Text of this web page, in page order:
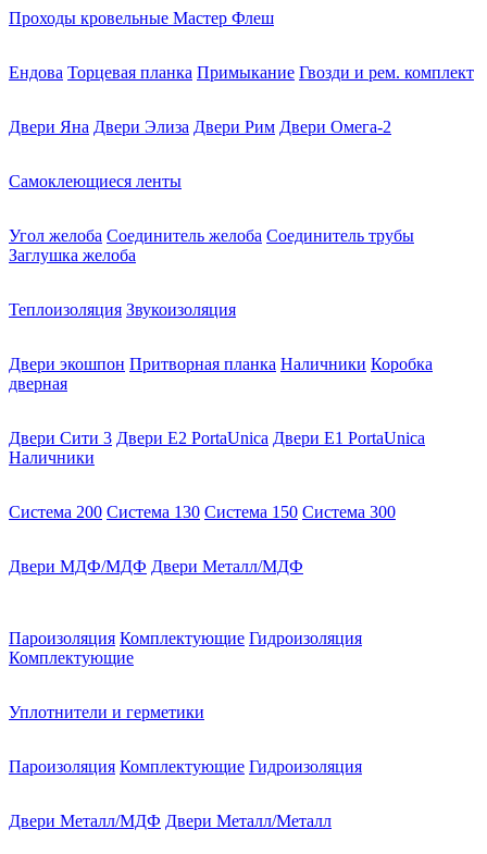
Проходы кровельные Мастер Флеш
Ендова Торцевая планка Примыкание Гвозди и рем. комплект
Двери Яна Двери Элиза Двери Рим Двери Омега-2
Самоклеющиеся ленты
Угол желоба Соединитель желоба Соединитель трубы
Заглушка желоба
Теплоизоляция Звукоизоляция
Двери экошпон Притворная планка Наличники Коробка
дверная
Двери Сити 3 Двери E2 PortaUnica Двери E1 PortaUnica
Наличники
Система 200 Система 130 Система 150 Система 300
Двери МДФ/МДФ Двери Металл/МДФ
Пароизоляция Комплектующие Гидроизоляция
Комплектующие
Уплотнители и герметики
Пароизоляция Комплектующие Гидроизоляция
Двери Металл/МДФ Двери Металл/Металл